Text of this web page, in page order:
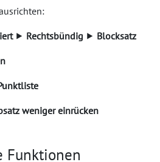
⯈ Rechtsbündig ⯈ Blocksatz
weniger einrücken
Funktionen